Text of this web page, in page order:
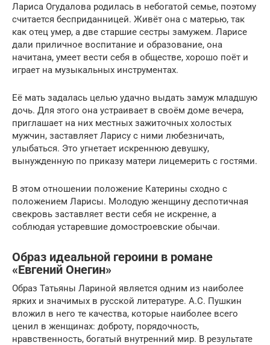
Лариса Огудалова родилась в небогатой семье, поэтому
считается бесприданницей. Живёт она с матерью, так
как отец умер, а две старшие сестры замужем. Ларисе
дали приличное воспитание и образование, она
начитана, умеет вести себя в обществе, хорошо поёт и
играет на музыкальных инструментах.
Её мать задалась целью удачно выдать замуж младшую
дочь. Для этого она устраивает в своём доме вечера,
приглашает на них местных зажиточных холостых
мужчин, заставляет Ларису с ними любезничать,
улыбаться. Это угнетает искреннюю девушку,
вынужденную по приказу матери лицемерить с гостями.
В этом отношении положение Катерины сходно с
положением Ларисы. Молодую женщину деспотичная
свекровь заставляет вести себя не искренне, а
соблюдая устаревшие домостроевские обычаи.
Образ идеальной героини в романе
«Евгений Онегин»
Образ Татьяны Лариной является одним из наиболее
ярких и значимых в русской литературе. А.С. Пушкин
вложил в него те качества, которые наиболее всего
ценил в женщинах: доброту, порядочность,
нравственность, богатый внутренний мир. В результате